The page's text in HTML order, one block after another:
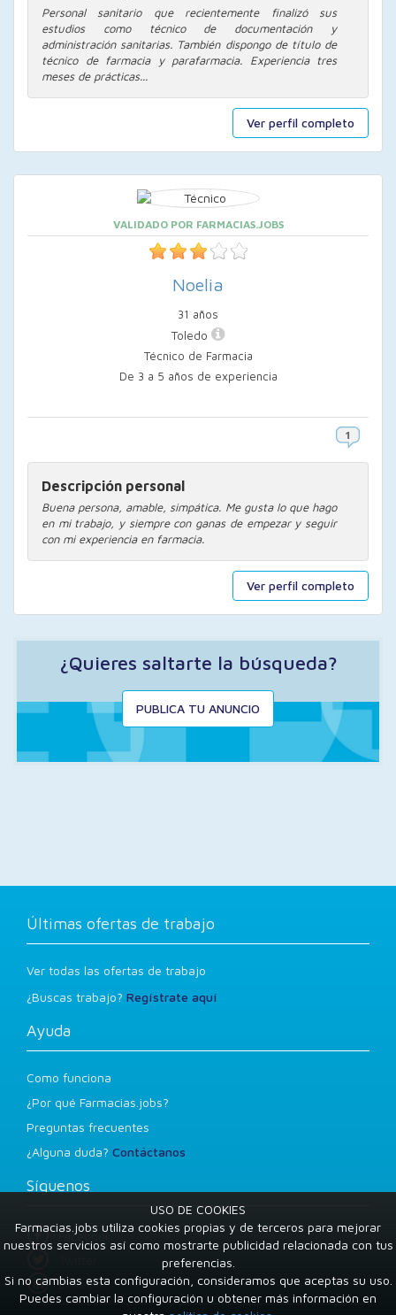
Ver perfil completo
Personal sanitario que recientemente finalizó sus
estudios como técnico de documentación y
administración sanitarias. También dispongo de título de
técnico de farmacia y parafarmacia. Experiencia tres
meses de prácticas...
Ver perfil completo
VALIDADO POR FARMACIAS.JOBS
Noelia
31 años
Toledo
Técnico de Farmacia
De 3 a 5 años de experiencia
Descripción personal
Buena persona, amable, simpática. Me gusta lo que hago
en mi trabajo, y siempre con ganas de empezar y seguir
con mi experiencia en farmacia.
¿Quieres saltarte la búsqueda?
PUBLICA TU ANUNCIO
Últimas ofertas de trabajo
Ver todas las ofertas de trabajo
¿Buscas trabajo? Regístrate aquí
Ayuda
Como funciona
¿Por qué Farmacias.jobs?
Preguntas frecuentes
¿Alguna duda? Contáctanos
Síguenos
Facebook
LinkedIn
USO DE COOKIES
Farmacias.jobs utiliza cookies propias y de terceros para mejorar
nuestros servicios así como mostrarte publicidad relacionada con tus
preferencias.
Si no cambias esta configuración, consideramos que aceptas su uso.
Puedes cambiar la configuración u obtener más información en